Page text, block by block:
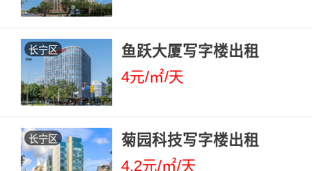
长宁区
鱼跃大厦写字楼出租
4元/㎡/天
长宁区
菊园科技写字楼出租
4.2元/㎡/天